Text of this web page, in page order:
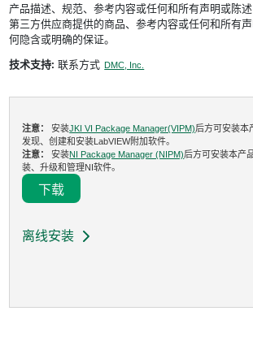
产品描述、规范、参考内容或任何和所有声明或陈
第三方供应商提供的商品、参考内容或任何和所有
何隐含或明确的保证。
技术支持: 联系方式 DMC, Inc.
注意：安装JKI VI Package Manager(VIPM)后方可安装本
发现、创建和安装LabVIEW附加软件。
注意：安装NI Package Manager (NIPM)后方可安装本产
装、升级和管理NI软件。
下载
离线安装